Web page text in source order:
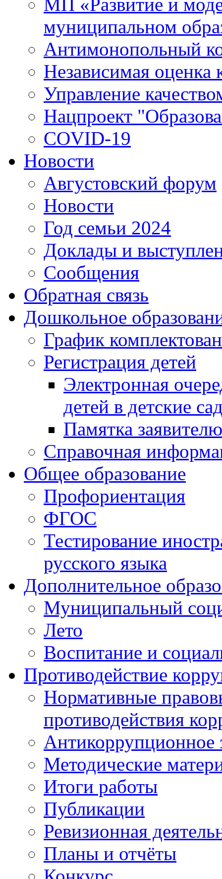
муниципальном
Антимонопольный
Независимая оценка
Управление
Нацпроект
COVID-19
Новости
Августовский форум
Новости
Год семьи 2024
Доклады и
Сообщения
Обратная связь
Дошкольное
График
Регистрация детей
Электронная
детей в детские
Памятка заявителю
Справочная
Общее образование
Профориентация
ФГОС
Тестирование
русского языка
Дополнительное
Муниципальный
Лето
Воспитание и
Противодействие
Нормативные
противодействия
Антикоррупционное
Методические
Итоги работы
Публикации
Ревизионная
Планы и отчёты